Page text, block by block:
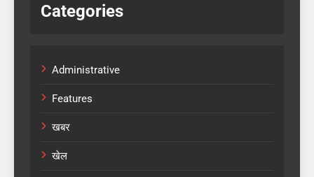
Categories
Administrative
Features
खबर
खेल